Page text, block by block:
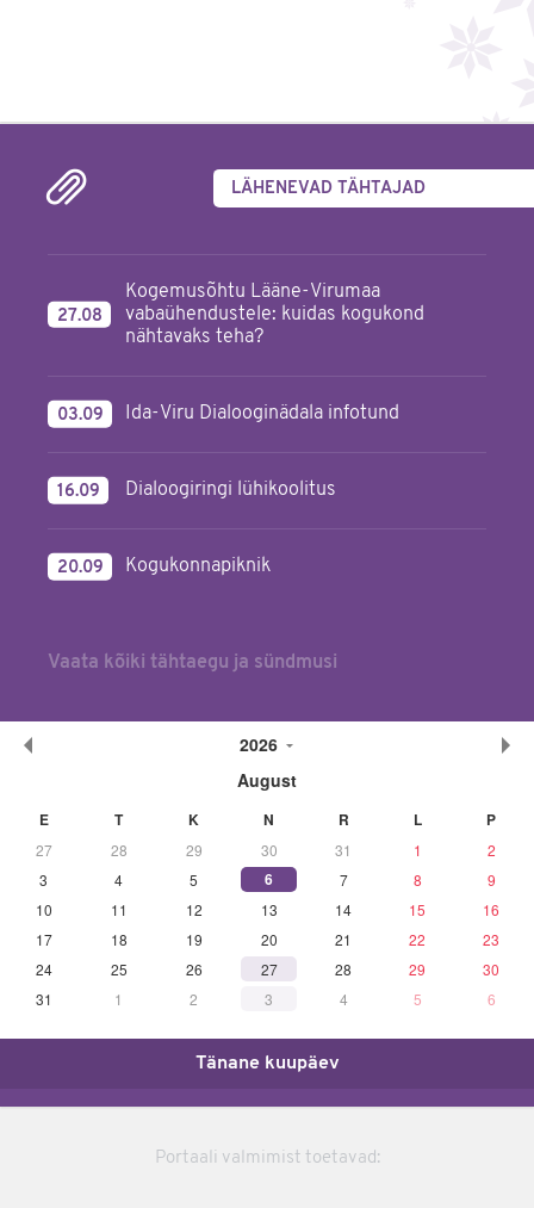
LÄHENEVAD TÄHTAJAD
27.08
Kogemusõhtu Lääne-Virumaa
vabaühendustele: kuidas kogukond
nähtavaks teha?
03.09 Ida-Viru Dialooginädala infotund
16.09 Dialoogiringi lühikoolitus
20.09 Kogukonnapiknik
Vaata kõiki tähtaegu ja sündmusi
2026
August
E T K N R L P
27 28 29 30 31 1
2
3
4 5 6 7 8
9
10
11 12 13 14 15
16
17
18 19 20 21 22
23
24
25 26 27 28 29
30
31
1 2 3 4 5 6
Tänane kuupäev
Portaali valmimist toetavad: